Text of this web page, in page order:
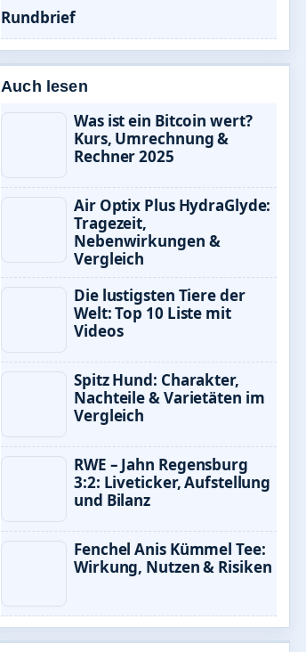
Rundbrief
Auch lesen
Was ist ein Bitcoin wert?
Kurs, Umrechnung &
Rechner 2025
Air Optix Plus HydraGlyde:
Tragezeit,
Nebenwirkungen &
Vergleich
Die lustigsten Tiere der
Welt: Top 10 Liste mit
Videos
Spitz Hund: Charakter,
Nachteile & Varietäten im
Vergleich
RWE – Jahn Regensburg
3:2: Liveticker, Aufstellung
und Bilanz
Fenchel Anis Kümmel Tee:
Wirkung, Nutzen & Risiken